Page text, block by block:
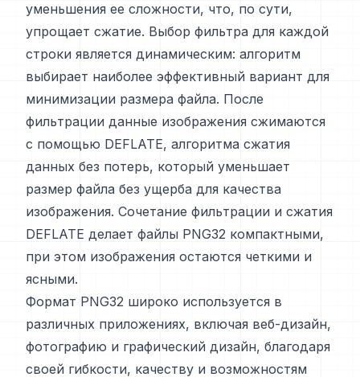
уменьшения ее сложности, что, по сути,
упрощает сжатие. Выбор фильтра для каждой
строки является динамическим: алгоритм
выбирает наиболее эффективный вариант для
минимизации размера файла. После
фильтрации данные изображения сжимаются
с помощью DEFLATE, алгоритма сжатия
данных без потерь, который уменьшает
размер файла без ущерба для качества
изображения. Сочетание фильтрации и сжатия
DEFLATE делает файлы PNG32 компактными,
при этом изображения остаются четкими и
ясными.
Формат PNG32 широко используется в
различных приложениях, включая веб-дизайн,
фотографию и графический дизайн, благодаря
своей гибкости, качеству и возможностям